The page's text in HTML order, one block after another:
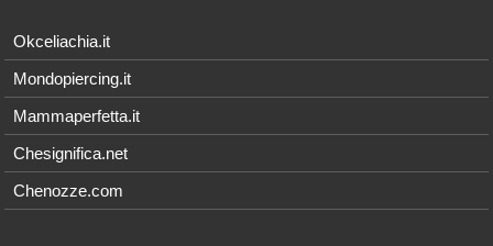
Okceliachia.it
Mondopiercing.it
Mammaperfetta.it
Chesignifica.net
Chenozze.com